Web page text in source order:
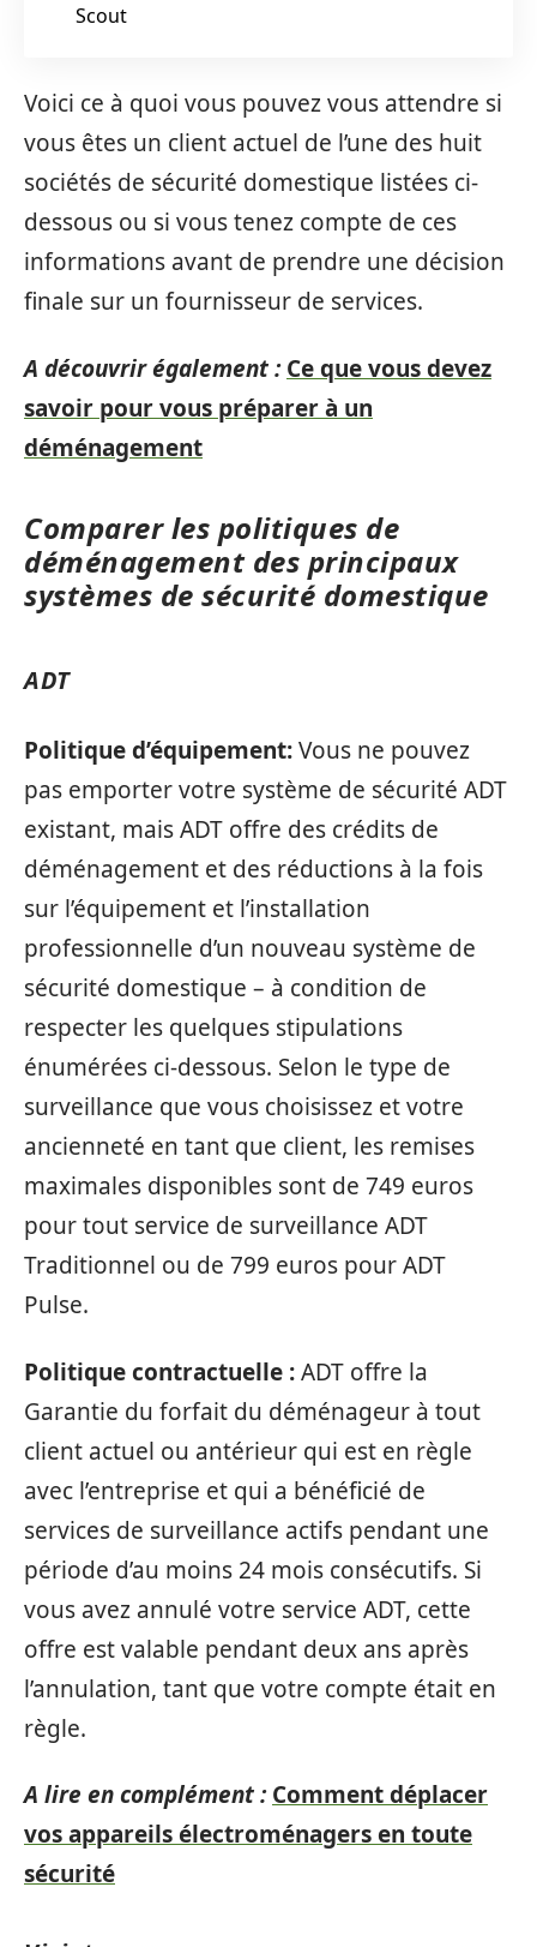
Scout
Voici ce à quoi vous pouvez vous attendre si
vous êtes un client actuel de l’une des huit
sociétés de sécurité domestique listées ci-
dessous ou si vous tenez compte de ces
informations avant de prendre une décision
finale sur un fournisseur de services.
A découvrir également : Ce que vous devez
savoir pour vous préparer à un
déménagement
Comparer les politiques de
déménagement des principaux
systèmes de sécurité domestique
ADT
Politique d’équipement:Vous ne pouvez
pas emporter votre système de sécurité ADT
existant, mais ADT offre des crédits de
déménagement et des réductions à la fois
sur l’équipement et l’installation
professionnelle d’un nouveau système de
sécurité domestique – à condition de
respecter les quelques stipulations
énumérées ci-dessous. Selon le type de
surveillance que vous choisissez et votre
ancienneté en tant que client, les remises
maximales disponibles sont de 749 euros
pour tout service de surveillance ADT
Traditionnel ou de 799 euros pour ADT
Pulse.
Politique contractuelle :ADT offre la
Garantie du forfait du déménageur à tout
client actuel ou antérieur qui est en règle
avec l’entreprise et qui a bénéficié de
services de surveillance actifs pendant une
période d’au moins 24 mois consécutifs. Si
vous avez annulé votre service ADT, cette
offre est valable pendant deux ans après
l’annulation, tant que votre compte était en
règle.
A lire en complément : Comment déplacer
vos appareils électroménagers en toute
sécurité